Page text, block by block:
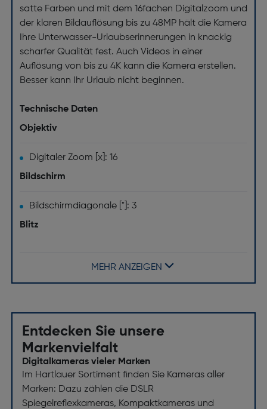
satte Farben und mit dem 16fachen Digitalzoom und
der klaren Bildauflösung bis zu 48MP hält die Kamera
Ihre Unterwasser-Urlaubserinnerungen in knackig
scharfer Qualität fest. Auch Videos in einer
Auflösung von bis zu 4K kann die Kamera erstellen.
Besser kann Ihr Urlaub nicht beginnen.
Technische Daten
Objektiv
Digitaler Zoom [x]: 16
Bildschirm
Bildschirmdiagonale ["]: 3
Blitz
Kamera-Typ: Kompaktkamera
Sensor-Typ: CMOS
Fokussierung
Fokuseinstellung: Auto
MEHR ANZEIGEN
Entdecken Sie unsere
Markenvielfalt
Digitalkameras vieler Marken
Im Hartlauer Sortiment finden Sie Kameras aller
Marken: Dazu zählen die DSLR
Spiegelreflexkameras, Kompaktkameras und